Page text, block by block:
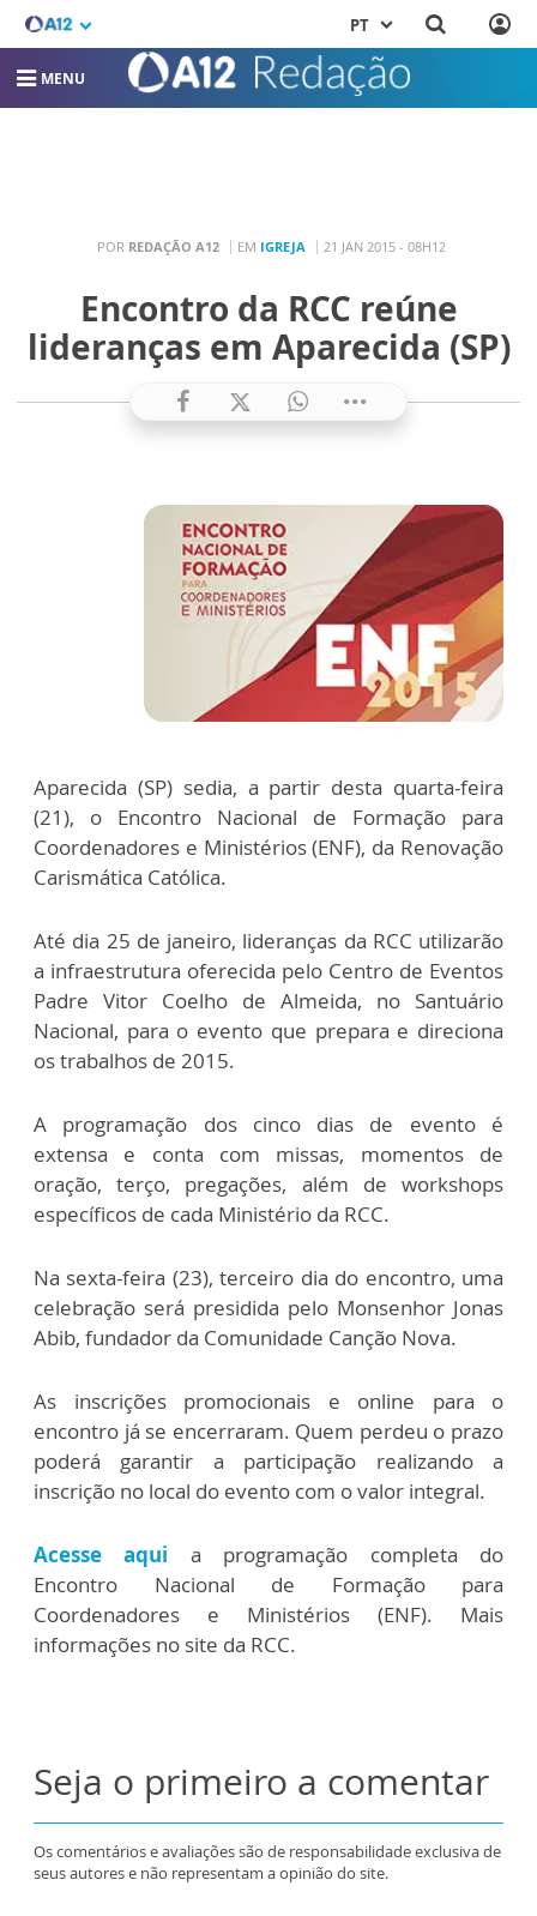
PT
MENU
POR REDAÇÃO A12 EM IGREJA 21 JAN 2015 - 08H12
Encontro da RCC reúne
lideranças em Aparecida (SP)
Aparecida (SP) sedia, a partir desta quarta-feira
(21), o Encontro Nacional de Formação para
Coordenadores e Ministérios (ENF), da Renovação
Carismática Católica.
Até dia 25 de janeiro, lideranças da RCC utilizarão
a infraestrutura oferecida pelo Centro de Eventos
Padre Vitor Coelho de Almeida, no Santuário
Nacional, para o evento que prepara e direciona
os trabalhos de 2015.
A programação dos cinco dias de evento é
extensa e conta com missas, momentos de
oração, terço, pregações, além de workshops
específicos de cada Ministério da RCC.
Na sexta-feira (23), terceiro dia do encontro, uma
celebração será presidida pelo Monsenhor Jonas
Abib, fundador da Comunidade Canção Nova.
As inscrições promocionais e online para o
encontro já se encerraram. Quem perdeu o prazo
poderá garantir a participação realizando a
inscrição no local do evento com o valor integral.
Acesse aqui a programação completa do
Encontro Nacional de Formação para
Coordenadores e Ministérios (ENF). Mais
informações no site da RCC.
Seja o primeiro a comentar
Os comentários e avaliações são de responsabilidade exclusiva de
seus autores e não representam a opinião do site.